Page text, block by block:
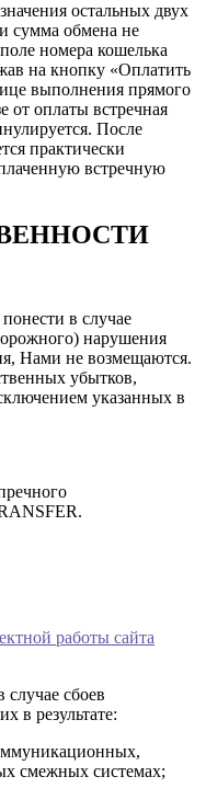
остальных двух
сумма обмена не
номера кошелька
на кнопку «Оплатить
выполнения прямого
от оплаты встречная
После
практически
встречную
в случае
нарушения
Нами не возмещаются.
убытков,
указанных в
работы сайта
случае сбоев
в результате:
смежных системах;